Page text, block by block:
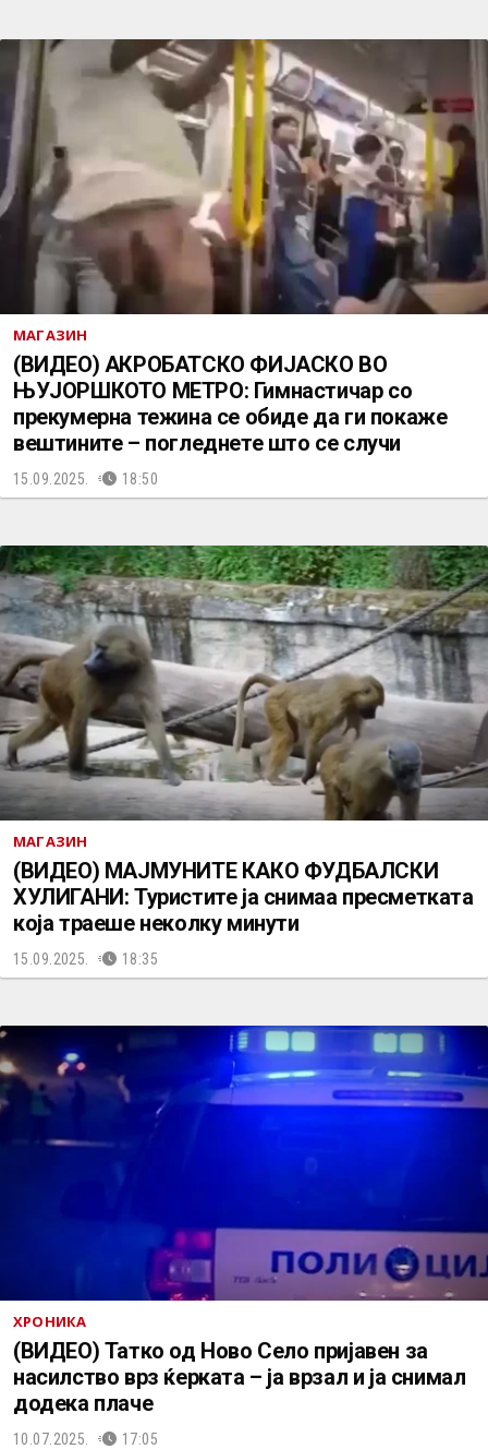
МАГАЗИН
(ВИДЕО) АКРОБАТСКО ФИЈАСКО ВО
ЊУЈОРШКОТО МЕТРО: Гимнастичар со
прекумерна тежина се обиде да ги покаже
вештините – погледнете што се случи
15.09.2025. 18:50
МАГАЗИН
(ВИДЕО) МАЈМУНИТЕ КАКО ФУДБАЛСКИ
ХУЛИГАНИ: Туристите ја снимаа пресметката
која траеше неколку минути
15.09.2025. 18:35
ХРОНИКА
(ВИДЕО) Татко од Ново Село пријавен за
насилство врз ќерката – ја врзал и ја снимал
додека плаче
10.07.2025. 17:05